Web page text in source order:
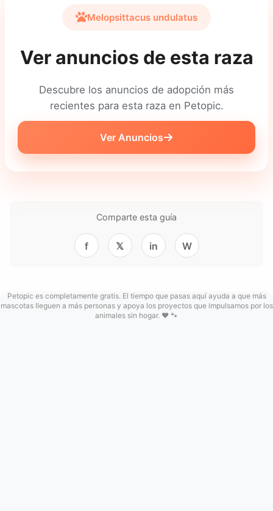
Melopsittacus undulatus
Ver anuncios de esta raza
Descubre los anuncios de adopción más
recientes para esta raza en Petopic.
Ver Anuncios
Comparte esta guía
f 𝕏 in W
Petopic es completamente gratis. El tiempo que pasas aquí ayuda a que más
mascotas lleguen a más personas y apoya los proyectos que impulsamos por los
animales sin hogar. ❤️ 🐾